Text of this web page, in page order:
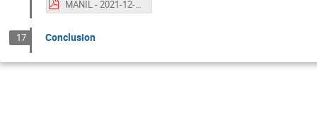
MANIL - 2021-12-02 - Enjeux de la conception mécanique des instruments de physique.pdf
17 Conclusion